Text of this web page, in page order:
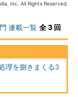
Inc. All Rights Reserved.
連載一覧 全 3 回
理を捌きまくる3